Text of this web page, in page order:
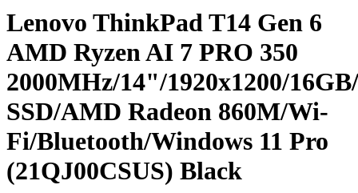
Lenovo ThinkPad T14 Gen 6
AMD Ryzen AI 7 PRO 350
2000MHz/14"/1920x1200/
SSD/AMD Radeon 860M/Wi-
Fi/Bluetooth/Windows 11 Pro
(21QJ00CSUS) Black